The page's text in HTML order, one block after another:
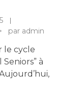
par admin
le cycle
Seniors” à